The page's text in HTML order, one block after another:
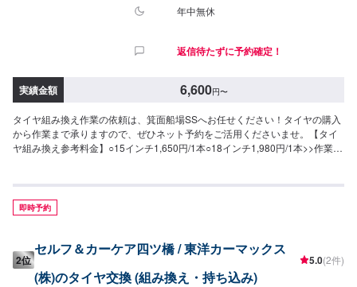
年中無休
返信待たずに予約確定！
実績金額 6,600円〜
タイヤ組み換え作業の依頼は、箕面船場SSへお任せください！タイヤの購入
から作業まで承りますので、ぜひネット予約をご活用くださいませ。【タイ
ヤ組み換え参考料金】○15インチ1,650円/1本○18インチ1,980円/1本>>作業時
即時予約
2位
セルフ＆カーケア四ツ橋 / 東洋カーマックス
(株)のタイヤ交換 (組み換え・持ち込み)
5.0(2件)